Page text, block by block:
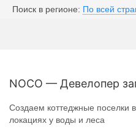
Поиск в регионе: По всей
NOCO — Девелопер
Создаем коттеджные поселки
локациях у воды и леса